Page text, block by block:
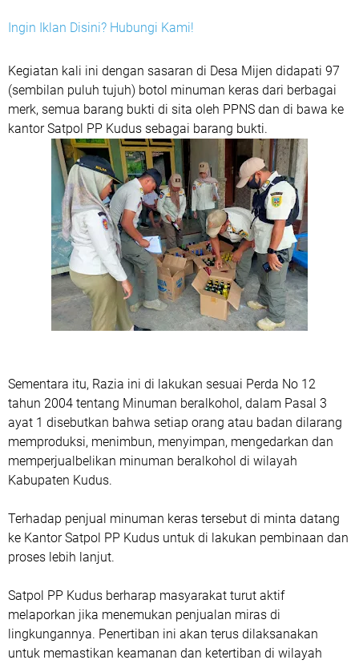
Ingin Iklan Disini? Hubungi Kami!
Kegiatan kali ini dengan sasaran di Desa Mijen didapati 97
(sembilan puluh tujuh) botol minuman keras dari berbagai
merk, semua barang bukti di sita oleh PPNS dan di bawa ke
kantor Satpol PP Kudus sebagai barang bukti.
Sementara itu, Razia ini di lakukan sesuai Perda No 12
tahun 2004 tentang Minuman beralkohol, dalam Pasal 3
ayat 1 disebutkan bahwa setiap orang atau badan dilarang
memproduksi, menimbun, menyimpan, mengedarkan dan
memperjualbelikan minuman beralkohol di wilayah
Kabupaten Kudus.
Terhadap penjual minuman keras tersebut di minta datang
ke Kantor Satpol PP Kudus untuk di lakukan pembinaan dan
proses lebih lanjut.
Satpol PP Kudus berharap masyarakat turut aktif
melaporkan jika menemukan penjualan miras di
lingkungannya. Penertiban ini akan terus dilaksanakan
untuk memastikan keamanan dan ketertiban di wilayah